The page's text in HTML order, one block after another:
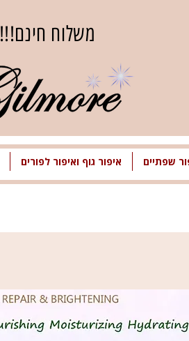
משלוח חינם!!!
שפתיים איפור גוף ואיפור לפורים